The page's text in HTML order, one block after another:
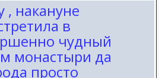
, накануне
в
чудный
монастыри да
просто